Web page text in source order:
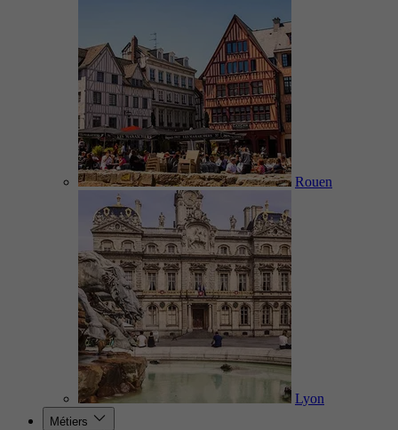
Rouen
Lyon
Métiers